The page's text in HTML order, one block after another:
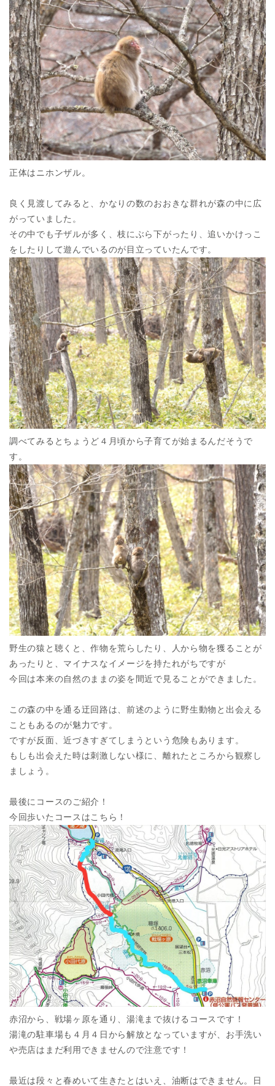
正体はニホンザル。
良く見渡してみると、かなりの数のおおきな群れが森の中に広
がっていました。
その中でも子ザルが多く、枝にぶら下がったり、追いかけっこ
をしたりして遊んでいるのが目立っていたんです。
調べてみるとちょうど４月頃から子育てが始まるんだそうで
す。
野生の猿と聴くと、作物を荒らしたり、人から物を獲ることが
あったりと、マイナスなイメージを持たれがちですが
今回は本来の自然のままの姿を間近で見ることができました。
この森の中を通る迂回路は、前述のように野生動物と出会える
こともあるのが魅力です。
ですが反面、近づきすぎてしまうという危険もあります。
もしも出会えた時は刺激しない様に、離れたところから観察し
ましょう。
最後にコースのご紹介！
今回歩いたコースはこちら！
赤沼から、戦場ヶ原を通り、湯滝まで抜けるコースです！
湯滝の駐車場も４月４日から解放となっていますが、お手洗い
や売店はまだ利用できませんので注意です！
最近は段々と春めいて生きたとはいえ、油断はできません。日